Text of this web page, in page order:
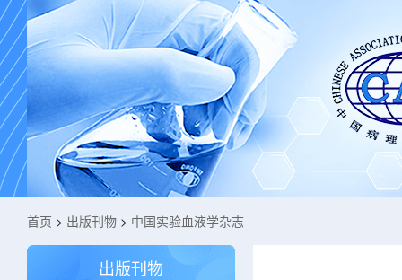
首页 > 出版刊物 > 中国实验血液学杂志
出版刊物